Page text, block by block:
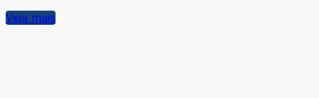
Veja mais